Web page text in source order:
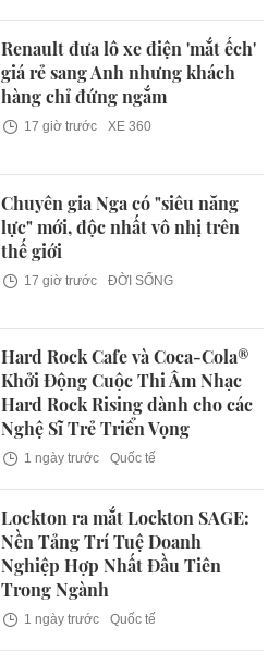
Renault đưa lô xe điện 'mắt ếch'
giá rẻ sang Anh nhưng khách
hàng chỉ đứng ngắm
17 giờ trước XE 360
Chuyên gia Nga có "siêu năng
lực" mới, độc nhất vô nhị trên
thế giới
17 giờ trước ĐỜI SỐNG
Hard Rock Cafe và Coca-Cola®
Khởi Động Cuộc Thi Âm Nhạc
Hard Rock Rising dành cho các
Nghệ Sĩ Trẻ Triển Vọng
1 ngày trước Quốc tế
Lockton ra mắt Lockton SAGE:
Nền Tảng Trí Tuệ Doanh
Nghiệp Hợp Nhất Đầu Tiên
Trong Ngành
1 ngày trước Quốc tế